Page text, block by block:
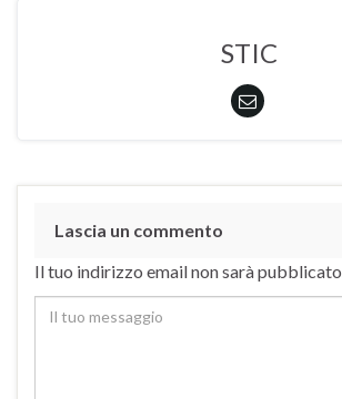
STIC
Lascia un commento
Il tuo indirizzo email non sarà pubblicato.